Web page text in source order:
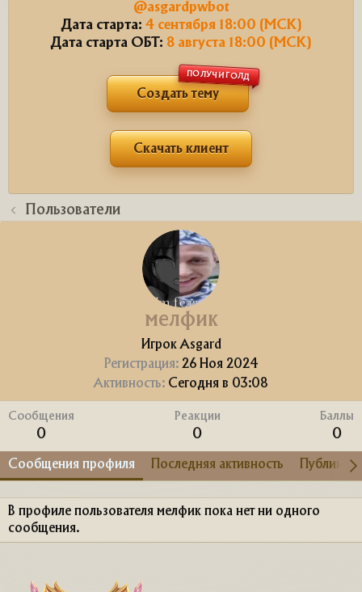
@asgardpwbot
Дата старта: 4 сентября 18:00 (МСК)
Дата старта ОБТ: 8 августа 18:00 (МСК)
Создать тему
ПОЛУЧИ ГОЛД
Скачать клиент
Пользователи
мелфик
Игрок Asgard
Регистрация 26 Ноя 2024
Активность
Сегодня в 03:08
Сообщения
0
Реакции
0
Баллы
0
Сообщения профиля Последняя активность
В профиле пользователя мелфик пока нет ни одного
сообщения.